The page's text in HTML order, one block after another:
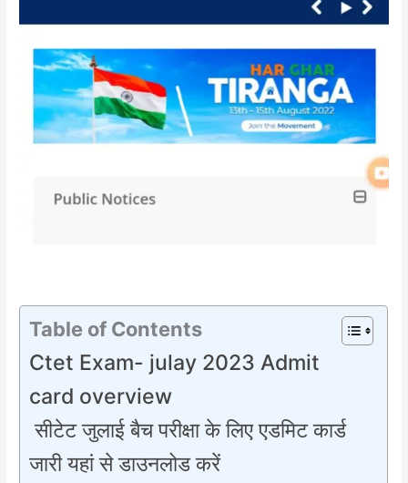
Table of Contents
Ctet Exam- julay 2023 Admit
card overview
सीटेट जुलाई बैच परीक्षा के लिए एडमिट कार्ड
जारी यहां से डाउनलोड करें